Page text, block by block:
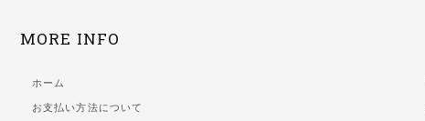
MORE INFO
ホーム
お支払い方法について